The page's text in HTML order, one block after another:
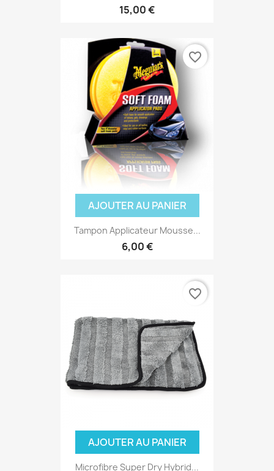
15,00 €
AJOUTER AU PANIER
Tampon Applicateur Mousse...
6,00 €
favorite_border
AJOUTER AU PANIER
Microfibre Super Dry Hybrid...
favorite_border